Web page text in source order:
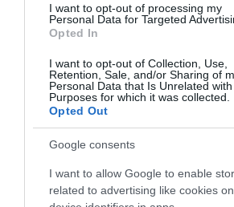
I want to opt-out of processing my
Personal Data for Targeted
Opted In
I want to opt-out of Collection, Use,
Retention, Sale, and/or Sharing of
Personal Data that Is Unrelated
Purposes for which it was collected.
Opted Out
Google consents
I want to allow Google to enable
related to advertising like cookies
Τακτική και κυκλοφορία
της μπάλας
08/08/2026
Πρώτη
τον
06/08/